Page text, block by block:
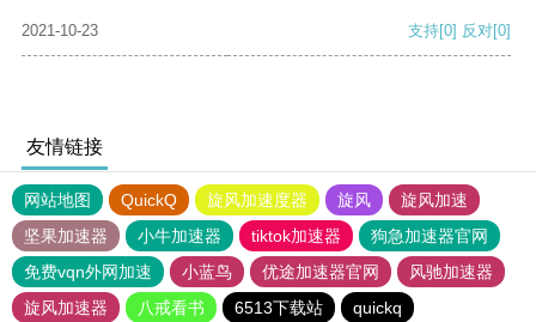
2021-10-23 支持[0] 反对[0]
友情链接
网站地图 QuickQ 旋风加速度器 旋风
旋风加速
坚果加速器
小牛加速器 tiktok加速器
狗急加速器官网
免费vqn外网加速
小蓝鸟 优途加速器官网
风驰加速器
旋风加速器
八戒看书 6513下载站
quickq